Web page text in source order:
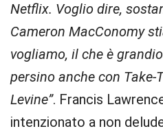
Netflix. Voglio dire,
Cameron MacConomy
vogliamo, il che è
persino anche con Take-
Levine”. Francis
intenzionato a non